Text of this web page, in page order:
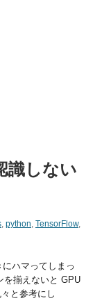
識しない
, python, TensorFlow,
ハマってしまっ
を揃えないと GPU
と参考にし